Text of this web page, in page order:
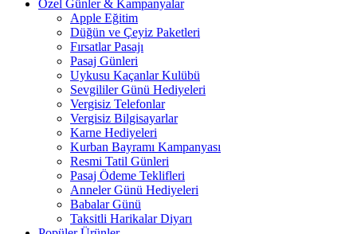
Özel Günler & Kampanyalar
Apple Eğitim
Düğün ve Çeyiz Paketleri
Fırsatlar Pasajı
Pasaj Günleri
Uykusu Kaçanlar Kulübü
Sevgililer Günü Hediyeleri
Vergisiz Telefonlar
Vergisiz Bilgisayarlar
Karne Hediyeleri
Kurban Bayramı Kampanyası
Resmi Tatil Günleri
Pasaj Ödeme Teklifleri
Anneler Günü Hediyeleri
Babalar Günü
Taksitli Harikalar Diyarı